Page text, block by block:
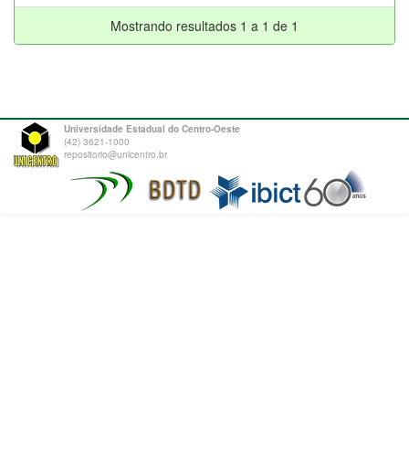
Mostrando resultados 1 a 1 de 1
Universidade Estadual do Centro-Oeste
(42) 3621-1000
repositorio@unicentro.br